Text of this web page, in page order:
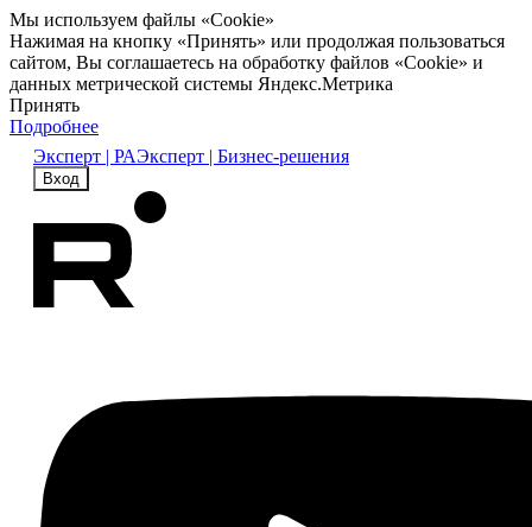
Мы используем файлы «Cookie»
Нажимая на кнопку «Принять» или продолжая пользоваться
сайтом, Вы соглашаетесь на обработку файлов «Cookie» и
данных метрической системы Яндекс.Метрика
Принять
Подробнее
Эксперт | РАЭксперт | Бизнес-решения
Вход